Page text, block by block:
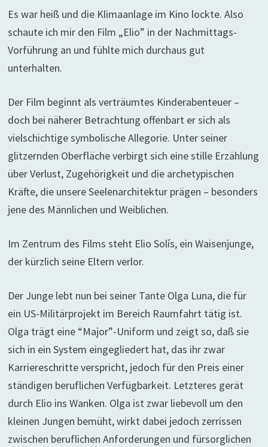
Es war heiß und die Klimaanlage im Kino lockte. Also
schaute ich mir den Film „Elio” in der Nachmittags-
Vorführung an und fühlte mich durchaus gut
unterhalten.
Der Film beginnt als verträumtes Kinderabenteuer –
doch bei näherer Betrachtung offenbart er sich als
vielschichtige symbolische Allegorie. Unter seiner
glitzernden Oberfläche verbirgt sich eine stille Erzählung
über Verlust, Zugehörigkeit und die archetypischen
Kräfte, die unsere Seelenarchitektur prägen – besonders
jene des Männlichen und Weiblichen.
Im Zentrum des Films steht Elio Solís, ein Waisenjunge,
der kürzlich seine Eltern verlor.
Der Junge lebt nun bei seiner Tante Olga Luna, die für
ein US-Militärprojekt im Bereich Raumfahrt tätig ist.
Olga trägt eine “Major”-Uniform und zeigt so, daß sie
sich in ein System eingegliedert hat, das ihr zwar
Karriereschritte verspricht, jedoch für den Preis einer
ständigen beruflichen Verfügbarkeit. Letzteres gerät
durch Elio ins Wanken. Olga ist zwar liebevoll um den
kleinen Jungen bemüht, wirkt dabei jedoch zerrissen
zwischen beruflichen Anforderungen und fürsorglichen